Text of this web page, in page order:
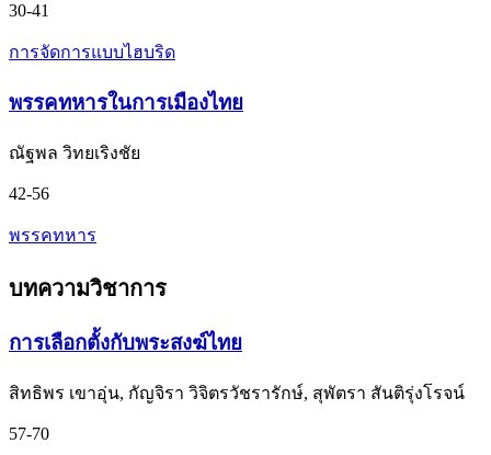
30-41
การจัดการแบบไฮบริด
พรรคทหารในการเมืองไทย
ณัฐพล วิทยเริงชัย
42-56
พรรคทหาร
บทความวิชาการ
การเลือกตั้งกับพระสงฆ์ไทย
สิทธิพร เขาอุ่น, กัญจิรา วิจิตรวัชรารักษ์, สุพัตรา สันติรุ่งโรจน์
57-70